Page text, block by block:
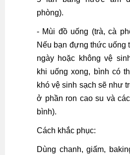
phòng).
- Mùi đồ uống (trà, cà
Nếu bạn đựng thức uống
ngày hoặc không vệ
khi uống xong, bình có
khó vệ sinh sạch sẽ như
ở phần ron cao su và
bình).
Cách khắc phục:
Dùng chanh, giấm,